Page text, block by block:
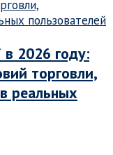
2026 году:
торговли,
реальных